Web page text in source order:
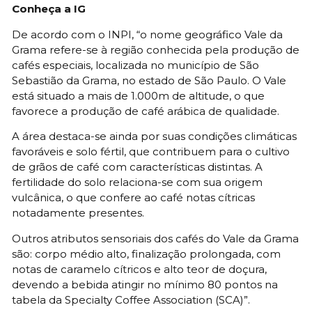
Conheça a IG
De acordo com o INPI, “o nome geográfico Vale da
Grama refere-se à região conhecida pela produção de
cafés especiais, localizada no município de São
Sebastião da Grama, no estado de São Paulo. O Vale
está situado a mais de 1.000m de altitude, o que
favorece a produção de café arábica de qualidade.
A área destaca-se ainda por suas condições climáticas
favoráveis e solo fértil, que contribuem para o cultivo
de grãos de café com características distintas. A
fertilidade do solo relaciona-se com sua origem
vulcânica, o que confere ao café notas cítricas
notadamente presentes.
Outros atributos sensoriais dos cafés do Vale da Grama
são: corpo médio alto, finalização prolongada, com
notas de caramelo cítricos e alto teor de doçura,
devendo a bebida atingir no mínimo 80 pontos na
tabela da Specialty Coffee Association (SCA)”.